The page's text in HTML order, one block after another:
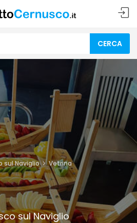
CERCA
sul Naviglio Vetrina
sul Naviglio